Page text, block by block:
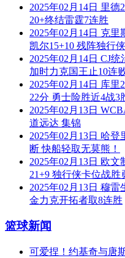
2025年02月14日 里德
20+终结雷霆7连胜
2025年02月14日 克
凯尔15+10 残阵独行
2025年02月14日 CJ
加时力克国王止10连
2025年02月14日 库
22分 勇士险胜近4战3
2025年02月13日
道远达 集锦
2025年02月13日 哈
断 快船轻取无莫熊！
2025年02月13日 欧
21+9 独行侠卡位战胜
2025年02月13日 穆雷
金力克开拓者取8连胜
篮球新闻
可爱捏！约基奇与